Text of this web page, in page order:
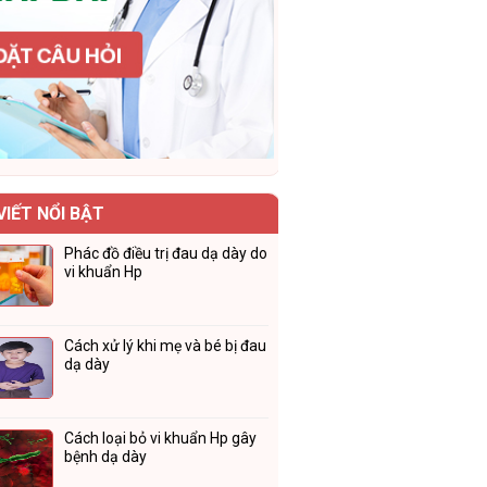
NỔI BẬT
Phác đồ điều trị đau dạ dày do
vi khuẩn Hp
Cách xử lý khi mẹ và bé bị đau
dạ dày
Cách loại bỏ vi khuẩn Hp gây
bệnh dạ dày